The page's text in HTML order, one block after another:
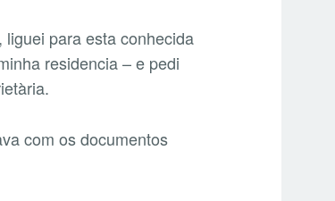
para esta conhecida
residencia – e pedi
com os documentos